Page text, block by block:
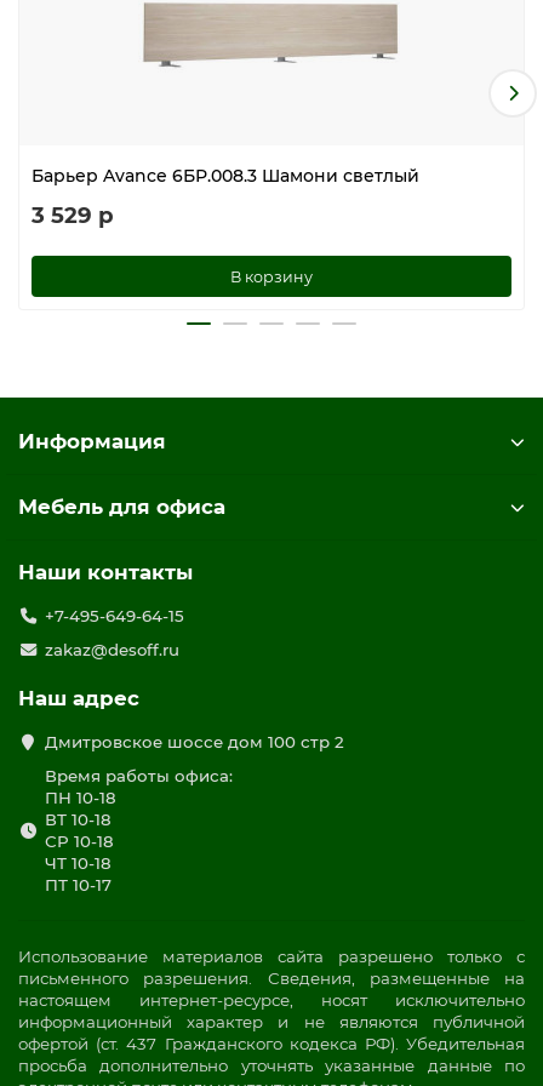
Барьер Avance 6БР.008.3 Шамони светлый
3 529 р
В корзину
Информация
Мебель для офиса
Наши контакты
+7-495-649-64-15
zakaz@desoff.ru
Наш адрес
Дмитровское шоссе дом 100 стр 2
Время работы офиса:
ПН 10-18
ВТ 10-18
СР 10-18
ЧТ 10-18
ПТ 10-17
Использование материалов сайта разрешено только с
письменного разрешения. Сведения, размещенные на
настоящем интернет-ресурсе, носят исключительно
информационный характер и не являются публичной
офертой (ст. 437 Гражданского кодекса РФ). Убедительная
просьба дополнительно уточнять указанные данные по